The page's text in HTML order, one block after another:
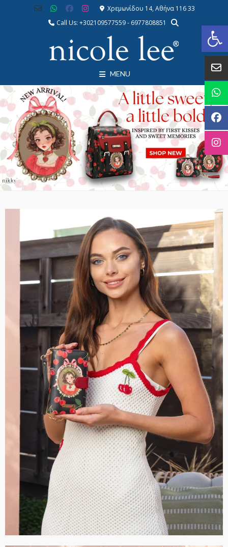
Χρεμωνίδου 14, Αθήνα 116 33
Call Us: +302109577559 - 6977808851
MENU